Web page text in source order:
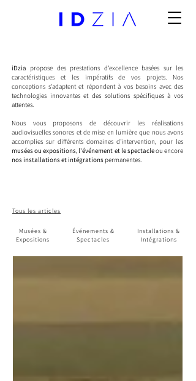
iDzia propose des prestations d'excellence basées sur les
caractéristiques et les impératifs de vos projets. Nos
conceptions s'adaptent et répondent à vos besoins avec des
technologies innovantes et des solutions spécifiques à vos
attentes.
Nous vous proposons de découvrir les réalisations
audiovisuelles sonores et de mise en lumière que nous avons
accomplies sur différents domaines d'intervention, pour les
musées ou expositions, l'événement et le spectacleou encore
nos installations et intégrations permanentes.
Tous les articles
Musées &
Expositions
Événements &
Spectacles
Installations &
Intégrations